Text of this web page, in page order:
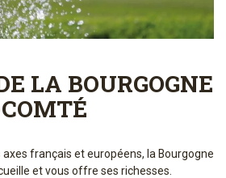
LA BOURGOGNE
français et européens, la Bourgogne
et vous offre ses richesses.